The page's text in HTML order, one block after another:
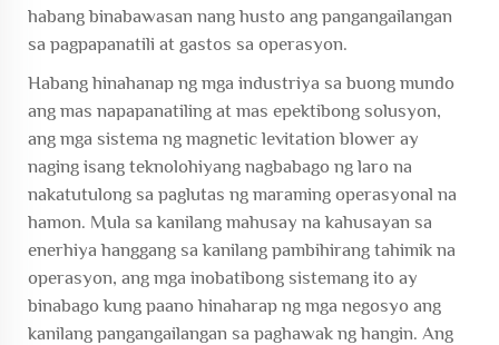
habang binabawasan nang husto ang pangangailangan
sa pagpapanatili at gastos sa operasyon.
Habang hinahanap ng mga industriya sa buong mundo
ang mas napapanatiling at mas epektibong solusyon,
ang mga sistema ng magnetic levitation blower ay
naging isang teknolohiyang nagbabago ng laro na
nakatutulong sa paglutas ng maraming operasyonal na
hamon. Mula sa kanilang mahusay na kahusayan sa
enerhiya hanggang sa kanilang pambihirang tahimik na
operasyon, ang mga inobatibong sistemang ito ay
binabago kung paano hinaharap ng mga negosyo ang
kanilang pangangailangan sa paghawak ng hangin. Ang